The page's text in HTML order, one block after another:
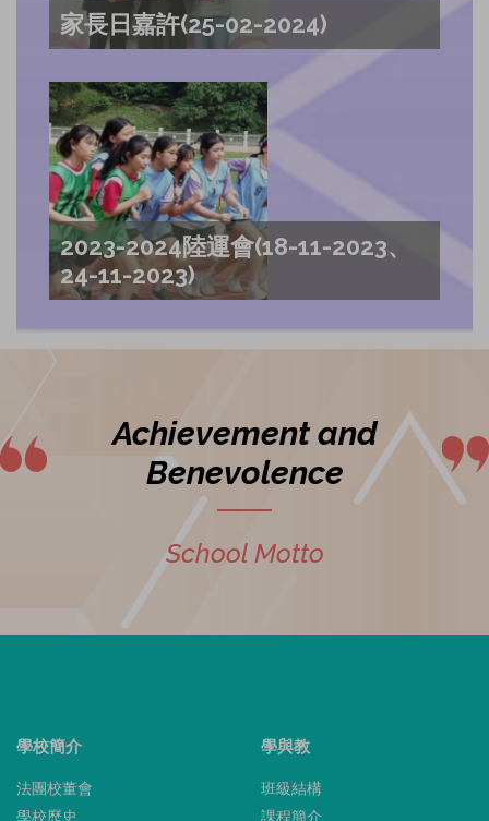
家長日嘉許(25-02-2024)
2023-2024陸運會(18-11-2023、
24-11-2023)
Achievement and
Benevolence
School Motto
學校簡介
法團校董會
學校歷史
學與教
班級結構
課程簡介